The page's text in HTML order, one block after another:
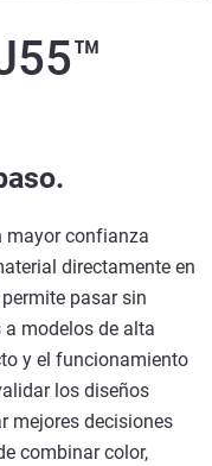
mayor confianza
directamente en
pasar sin
modelos de alta
y el funcionamiento
los diseños
mejores decisiones
combinar color,